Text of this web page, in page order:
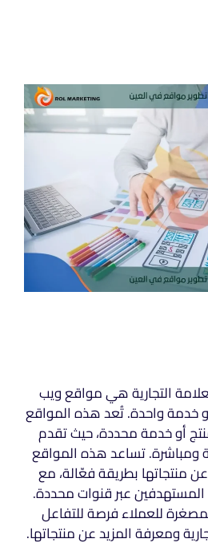
التجارية هي مواقع ويب
خدمة واحدة. تُعد هذه المواقع
أو خدمة محددة، حيث تقدم
ومباشرة. تساعد هذه المواقع
منتجاتها بطريقة فعّالة، مع
المستهدفين عبر قنوات محددة.
للعملاء فرصة للتفاعل
ومعرفة المزيد عن منتجاتها.